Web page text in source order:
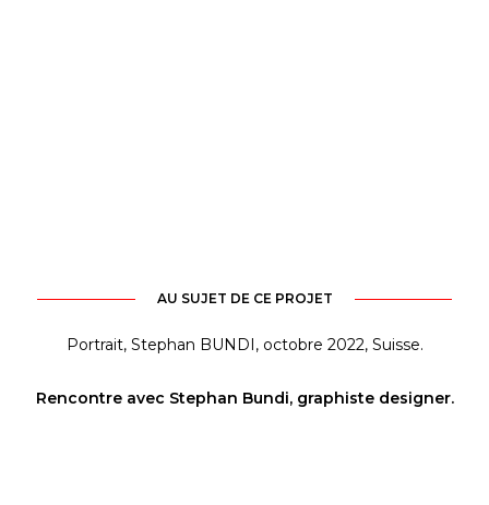
AU SUJET DE CE PROJET
Portrait, Stephan BUNDI, octobre 2022, Suisse.
Rencontre avec Stephan Bundi, graphiste designer.